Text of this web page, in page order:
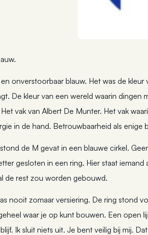
onverstoorbaar blauw. Het was de
De kleur van een wereld waarin
vak van Albert De Munter. Het vak
in de hand. Betrouwbaarheid als enige
de M gevat in een blauwe cirkel.
gesloten in een ring. Hier staat
de rest zou worden gebouwd.
nooit zomaar versiering. De ring stond
waar je op kunt bouwen. Een open
Ik sluit niets uit. Je bent veilig bij mij.